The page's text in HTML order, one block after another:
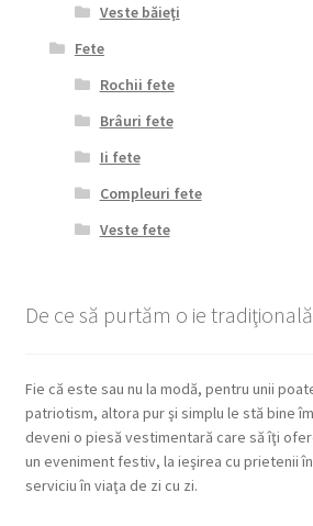
Veste băieţi
Fete
Rochii fete
Brâuri fete
Ii fete
Compleuri fete
Veste fete
De ce să purtăm o ie
Fie că este sau nu la modă, pentru unii
patriotism, altora pur şi simplu le stă bine
deveni o piesă vestimentară care să îţi
un eveniment festiv, la ieşirea cu prietenii
serviciu în viaţa de zi cu zi.